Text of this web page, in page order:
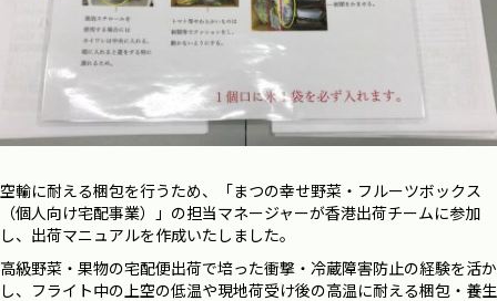
空輸に耐える梱包を行うため、「まつの幸せ野菜・フルーツボックス
（個人向け宅配事業）」の担当マネージャーが香港出荷チームに参加
し、出荷マニュアルを作成いたしました。
高級野菜・果物の宅配便出荷で培った衝撃・冷蔵障害防止の経験を活か
し、フライト中の上空の低温や現地荷受け後の高温に耐える梱包・養生